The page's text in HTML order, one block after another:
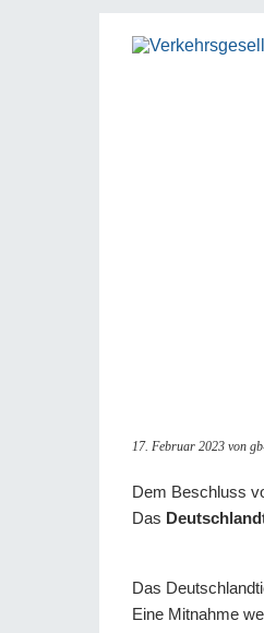
17. Februar 2023 von
Dem Beschluss
Das
Das
Eine Mitnahme